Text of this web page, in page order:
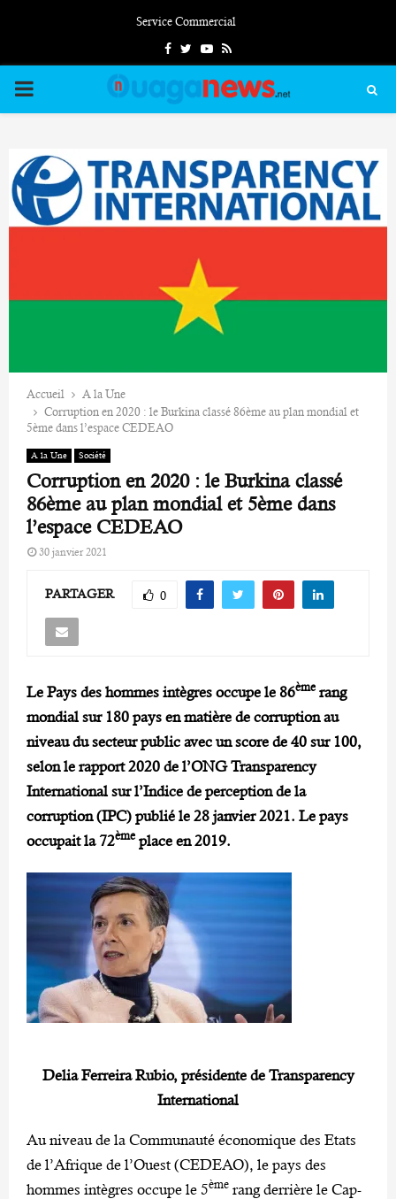
Service Commercial
FacebookTwitterYoutube
Rss
PRIMARY
Accueil
A la Une
Corruption en 2020 : le Burkina classé 86ème au plan mondial et
5ème dans l’espace CEDEAO
A la Une Société
Corruption en 2020 : le Burkina classé
86ème au plan mondial et 5ème dans
l’espace CEDEAO
30 janvier 2021
PARTAGER 0
Le Pays des hommes intègres occupe le 86ème rang
mondial sur 180 pays en matière de corruption au
niveau du secteur public avec un score de 40 sur 100,
selon le rapport 2020 de l’ONG Transparency
International sur l’Indice de perception de la
corruption (IPC) publié le 28 janvier 2021. Le pays
occupait la 72ème place en 2019.
Delia Ferreira Rubio, présidente de Transparency
International
Au niveau de la Communauté économique des Etats
de l’Afrique de l’Ouest (CEDEAO), le pays des
hommes intègres occupe le 5ème rang derrière le Cap-